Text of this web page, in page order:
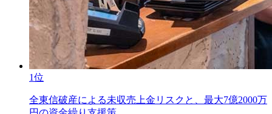
1位
全東信破産による未収売上金リスクと、最大7億2000万